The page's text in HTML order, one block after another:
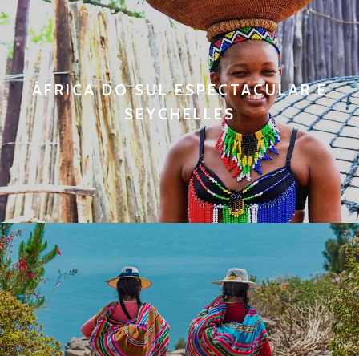
ÁFRICA DO SUL ESPECTACULAR E
SEYCHELLES